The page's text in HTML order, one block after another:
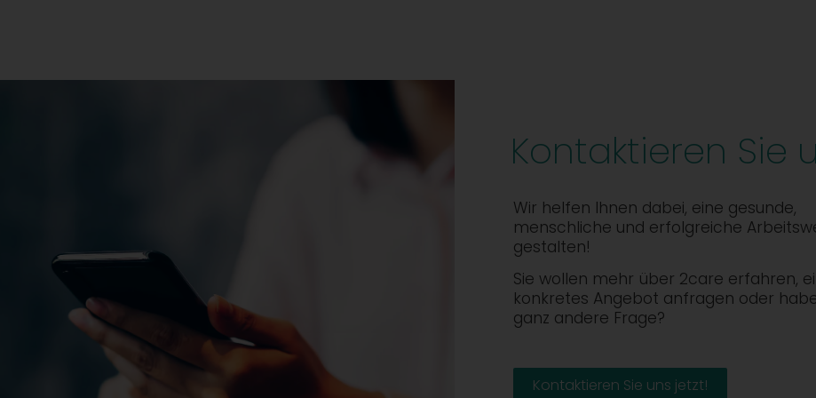
Kontaktieren Sie
Wir helfen Ihnen dabei, eine gesunde,
menschliche und erfolgreiche
gestalten!
Sie wollen mehr über 2care erfahren,
konkretes Angebot anfragen oder
ganz andere Frage?
Kontaktieren Sie uns jetzt!